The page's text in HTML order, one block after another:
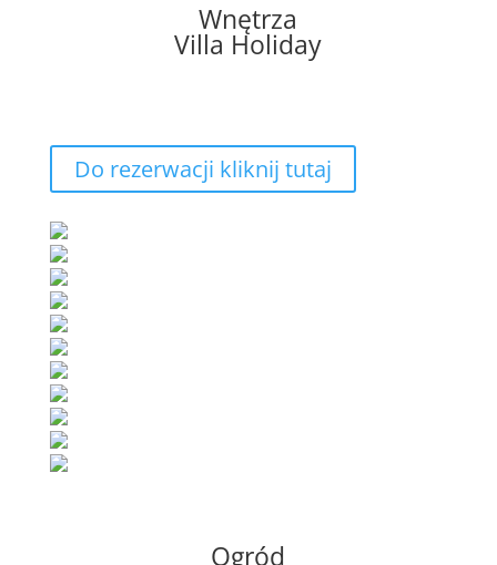
Wnętrza
Villa Holiday
Do rezerwacji kliknij tutaj
Ogród